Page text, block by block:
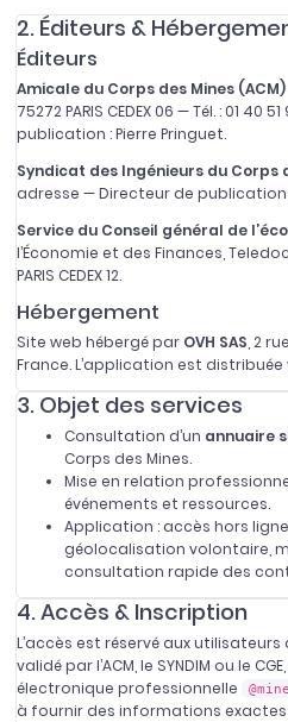
2. Éditeurs &
Éditeurs
Amicale du Corps des Mines (ACM)
75272 PARIS CEDEX 06 — Tél. : 01 40
publication : Pierre Pringuet.
Syndicat des Ingénieurs du Corps
adresse — Directeur de publication
Service du Conseil général de
l’Économie et des Finances,
PARIS CEDEX 12.
Hébergement
Site web hébergé par OVH SAS , 2
France. L’application est distribuée
3. Objet des services
Consultation d’un annuaire
Corps des Mines.
Mise en relation
événements et ressources.
Application : accès hors
géolocalisation volontaire,
consultation rapide des
4. Accès & Inscription
L’accès est réservé aux
validé par l’ACM, le SYNDIM ou le
électronique professionnelle
à fournir des informations